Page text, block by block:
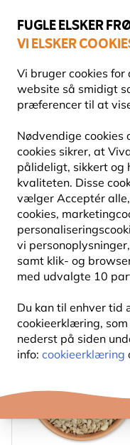
FUGLE ELSKER
VI ELSKER
Vi bruger cookies
website så smidigt
præferencer til at
Nødvendige
cookies sikrer, at
pålideligt, sikkert og
kvaliteten. Disse
vælger Acceptér
cookies,
vi
samt klik- og
med udvalgte 10
Du kan til enhver tid
cookieerklæring,
nederst på siden
info: cookieerklæring
Fri
Vælg en frøblanding,
foderstedet. Hos
fuglefrøblandinger,
mere
produkter
10% RABAT